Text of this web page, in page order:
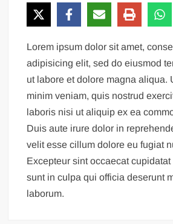
Lorem ipsum dolor sit amet,
adipisicing elit, sed do eiusmod
ut labore et dolore magna aliqua.
minim veniam, quis nostrud
laboris nisi ut aliquip ex ea
Duis aute irure dolor in
velit esse cillum dolore eu fugiat
Excepteur sint occaecat
sunt in culpa qui officia deserunt
laborum.